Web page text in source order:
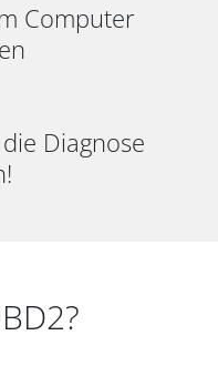
Computer
Diagnose